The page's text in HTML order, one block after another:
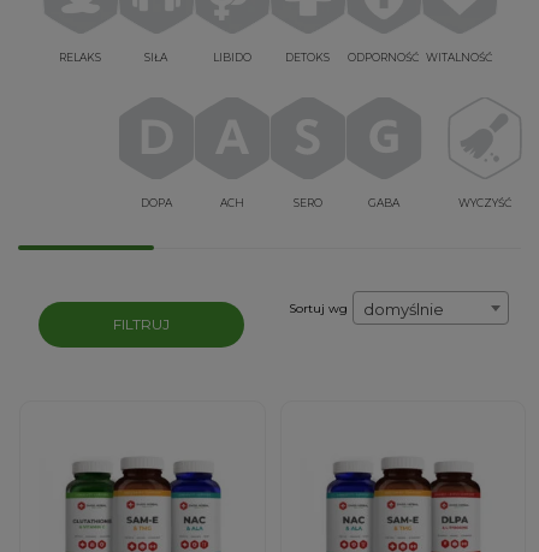
RELAKS SIŁA LIBIDO DETOKS ODPORNOŚĆ WITALNOŚĆ
DOPA ACH SERO GABA WYCZYŚĆ
FILTRUJ
Sortuj wg domyślnie